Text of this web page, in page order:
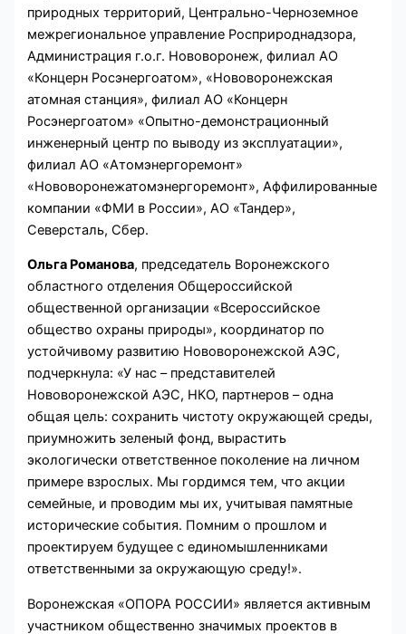
природных территорий, Центрально-Черноземное
межрегиональное управление Росприроднадзора,
Администрация г.о.г. Нововоронеж, филиал АО
«Концерн Росэнергоатом», «Нововоронежская
атомная станция», филиал АО «Концерн
Росэнергоатом» «Опытно-демонстрационный
инженерный центр по выводу из эксплуатации»,
филиал АО «Атомэнергоремонт»
«Нововоронежатомэнергоремонт», Аффилированные
компании «ФМИ в России», АО «Тандер»,
Северсталь, Сбер.
Ольга Романова, председатель Воронежского
областного отделения Общероссийской
общественной организации «Всероссийское
общество охраны природы», координатор по
устойчивому развитию Нововоронежской АЭС,
подчеркнула: «У нас – представителей
Нововоронежской АЭС, НКО, партнеров – одна
общая цель: сохранить чистоту окружающей среды,
приумножить зеленый фонд, вырастить
экологически ответственное поколение на личном
примере взрослых. Мы гордимся тем, что акции
семейные, и проводим мы их, учитывая памятные
исторические события. Помним о прошлом и
проектируем будущее с единомышленниками
ответственными за окружающую среду!».
Воронежская «ОПОРА РОССИИ» является активным
участником общественно значимых проектов в